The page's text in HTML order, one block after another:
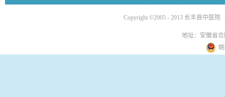
Copyright ©2005 - 2013 长丰县中医院
地址：安徽省